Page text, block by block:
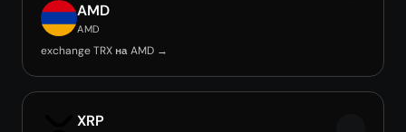
AMD
AMD
exchange TRX на AMD →
XRP